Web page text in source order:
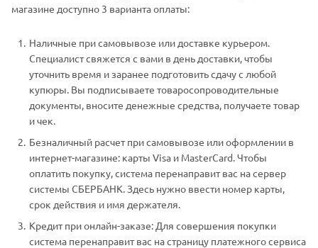
магазине доступно 3 варианта оплаты:
Наличные при самовывозе или доставке курьером.
Специалист свяжется с вами в день доставки, чтобы
уточнить время и заранее подготовить сдачу с любой
купюры. Вы подписываете товаросопроводительные
документы, вносите денежные средства, получаете товар
и чек.
Безналичный расчет при самовывозе или оформлении в
интернет-магазине: карты Visa и MasterCard. Чтобы
оплатить покупку, система перенаправит вас на сервер
системы СБЕРБАНК. Здесь нужно ввести номер карты,
срок действия и имя держателя.
Кредит при онлайн-заказе: Для совершения покупки
система перенаправит вас на страницу платежного сервиса